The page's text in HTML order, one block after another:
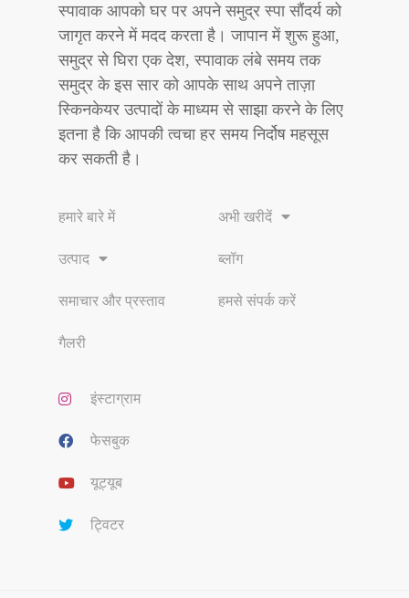
स्पावाक आपको घर पर अपने समुद्र स्पा सौंदर्य को
जागृत करने में मदद करता है। जापान में शुरू हुआ,
समुद्र से घिरा एक देश, स्पावाक लंबे समय तक
समुद्र के इस सार को आपके साथ अपने ताज़ा
स्किनकेयर उत्पादों के माध्यम से साझा करने के लिए
इतना है कि आपकी त्वचा हर समय निर्दोष महसूस
कर सकती है।
हमारे बारे में
उत्पाद
समाचार और प्रस्ताव
गैलरी
अभी खरीदें
ब्लॉग
हमसे संपर्क करें
इंस्टाग्राम
फेसबुक
यूट्यूब
ट्विटर